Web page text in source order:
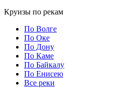
Круизы по рекам
По Волге
По Оке
По Дону
По Каме
По Байкалу
По Енисею
Все реки